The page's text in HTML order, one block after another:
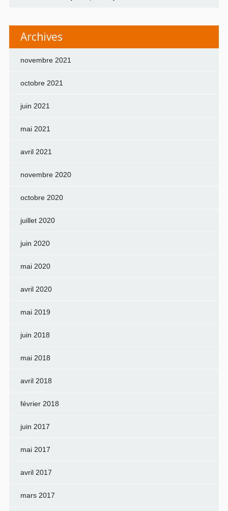
Archives
novembre 2021
octobre 2021
juin 2021
mai 2021
avril 2021
novembre 2020
octobre 2020
juillet 2020
juin 2020
mai 2020
avril 2020
mai 2019
juin 2018
mai 2018
avril 2018
février 2018
juin 2017
mai 2017
avril 2017
mars 2017